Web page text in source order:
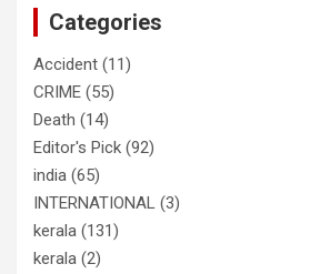
Categories
Accident (11)
CRIME (55)
Death (14)
Editor's Pick (92)
india (65)
INTERNATIONAL (3)
kerala (131)
kerala (2)